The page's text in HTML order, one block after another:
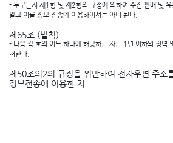
- 누구든지 제1항 및 제2항의 규정에 의하여 수집·판매 및
알고 이를 정보 전송에 이용하여서는 아니 된다.
제65조 (벌칙)
- 다음 각 호의 어느 하나에 해당하는 자는 1년 이하의 징역
처한다.
제50조의2의 규정을 위반하여 전자우편 주소
정보전송에 이용한 자